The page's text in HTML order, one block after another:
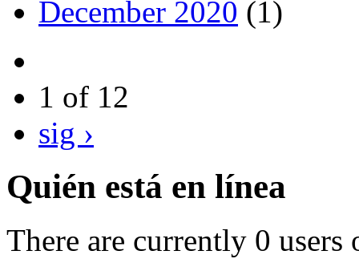
December 2020 (1)
1 of 12
sig ›
Quién está en línea
There are currently 0 users